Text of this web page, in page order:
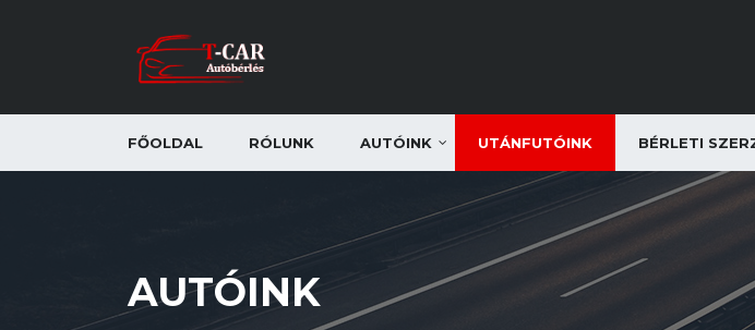
FŐOLDAL RÓLUNK AUTÓINK UTÁNFUTÓINK BÉRLETI
AUTÓINK